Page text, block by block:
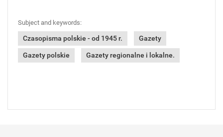
Subject and keywords:
Czasopisma polskie - od 1945 r. Gazety
Gazety polskie Gazety regionalne i lokalne.